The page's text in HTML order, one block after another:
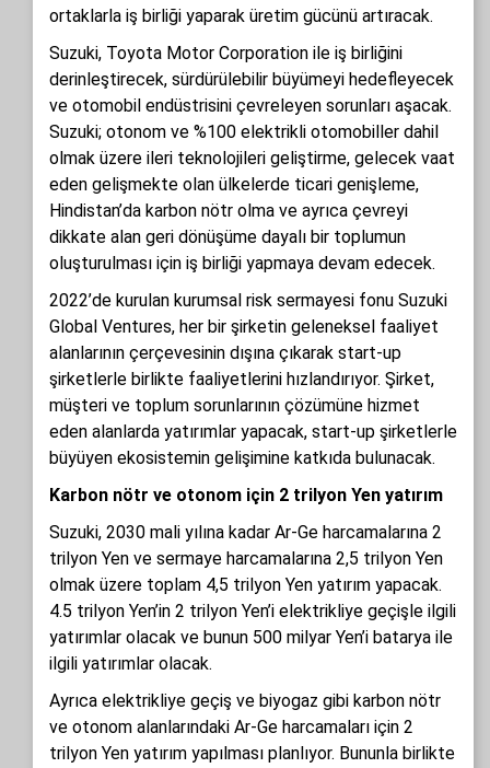
ortaklarla iş birliği yaparak üretim gücünü artıracak.
Suzuki, Toyota Motor Corporation ile iş birliğini
derinleştirecek, sürdürülebilir büyümeyi hedefleyecek
ve otomobil endüstrisini çevreleyen sorunları aşacak.
Suzuki; otonom ve %100 elektrikli otomobiller dahil
olmak üzere ileri teknolojileri geliştirme, gelecek vaat
eden gelişmekte olan ülkelerde ticari genişleme,
Hindistan’da karbon nötr olma ve ayrıca çevreyi
dikkate alan geri dönüşüme dayalı bir toplumun
oluşturulması için iş birliği yapmaya devam edecek.
2022’de kurulan kurumsal risk sermayesi fonu Suzuki
Global Ventures, her bir şirketin geleneksel faaliyet
alanlarının çerçevesinin dışına çıkarak start-up
şirketlerle birlikte faaliyetlerini hızlandırıyor. Şirket,
müşteri ve toplum sorunlarının çözümüne hizmet
eden alanlarda yatırımlar yapacak, start-up şirketlerle
büyüyen ekosistemin gelişimine katkıda bulunacak.
Karbon nötr ve otonom için 2 trilyon Yen yatırım
Suzuki, 2030 mali yılına kadar Ar-Ge harcamalarına 2
trilyon Yen ve sermaye harcamalarına 2,5 trilyon Yen
olmak üzere toplam 4,5 trilyon Yen yatırım yapacak.
4.5 trilyon Yen’in 2 trilyon Yen’i elektrikliye geçişle ilgili
yatırımlar olacak ve bunun 500 milyar Yen’i batarya ile
ilgili yatırımlar olacak.
Ayrıca elektrikliye geçiş ve biyogaz gibi karbon nötr
ve otonom alanlarındaki Ar-Ge harcamaları için 2
trilyon Yen yatırım yapılması planlıyor. Bununla birlikte